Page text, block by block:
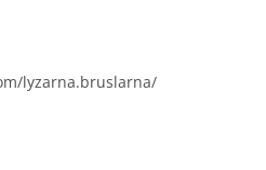
lyzarna.bruslarna/